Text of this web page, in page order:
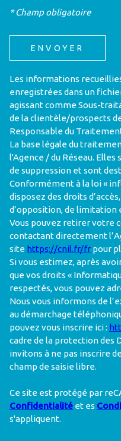
* Champ obligatoire
ENVOYER
Les informations
enregistrées dans un
agissant comme Sous-
de la clientèle/prospects
Responsable du
La base légale du
l'Agence / du Réseau.
de suppression et sont
Conformément à la loi «
disposez des droits
d’opposition, de limitation
Vous pouvez retirer votre
contactant directement
site https://cnil.fr/fr pour
Si vous estimez, après
que vos droits «
respectés, vous pouvez
Nous vous informons de
au démarchage
pouvez vous inscrire ici :
cadre de la protection des
invitons à ne pas inscrire
champ de saisie libre.
Ce site est protégé par
Confidentialité et es
s'appliquent.